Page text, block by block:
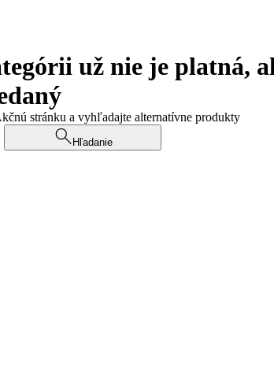
už nie je platná,
stránku a vyhľadajte alternatívne produkty
Hľadanie